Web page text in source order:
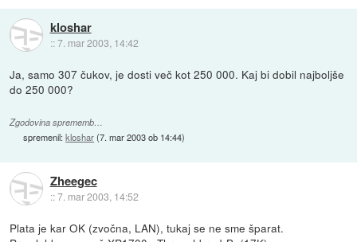
kloshar
::7. mar 2003, 14:42
Ja, samo 307 čukov, je dosti več kot 250 000. Kaj bi dobil najboljše
do 250 000?
Zgodovina sprememb…
spremenil:kloshar(7. mar 2003 ob 14:44)
Zheegec
::7. mar 2003, 14:52
Plata je kar OK (zvočna, LAN), tukaj se ne sme šparat.